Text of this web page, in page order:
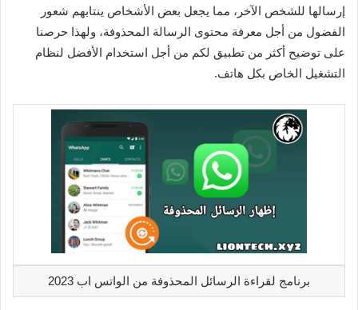
إرسالها للشخص الآخر، مما يجعل بعض الأشخاص ينتابهم شعور
الفضول من أجل معرفة محتوى الرسالة المحذوفة، ولهذا حرصنا
على توضيح أكثر من تطبيق لكم من أجل استخدام الأفضل لنظام
التشغيل الخاص بكل هاتف.
برنامج لقراءة الرسائل المحذوفة من الواتس اب 2023